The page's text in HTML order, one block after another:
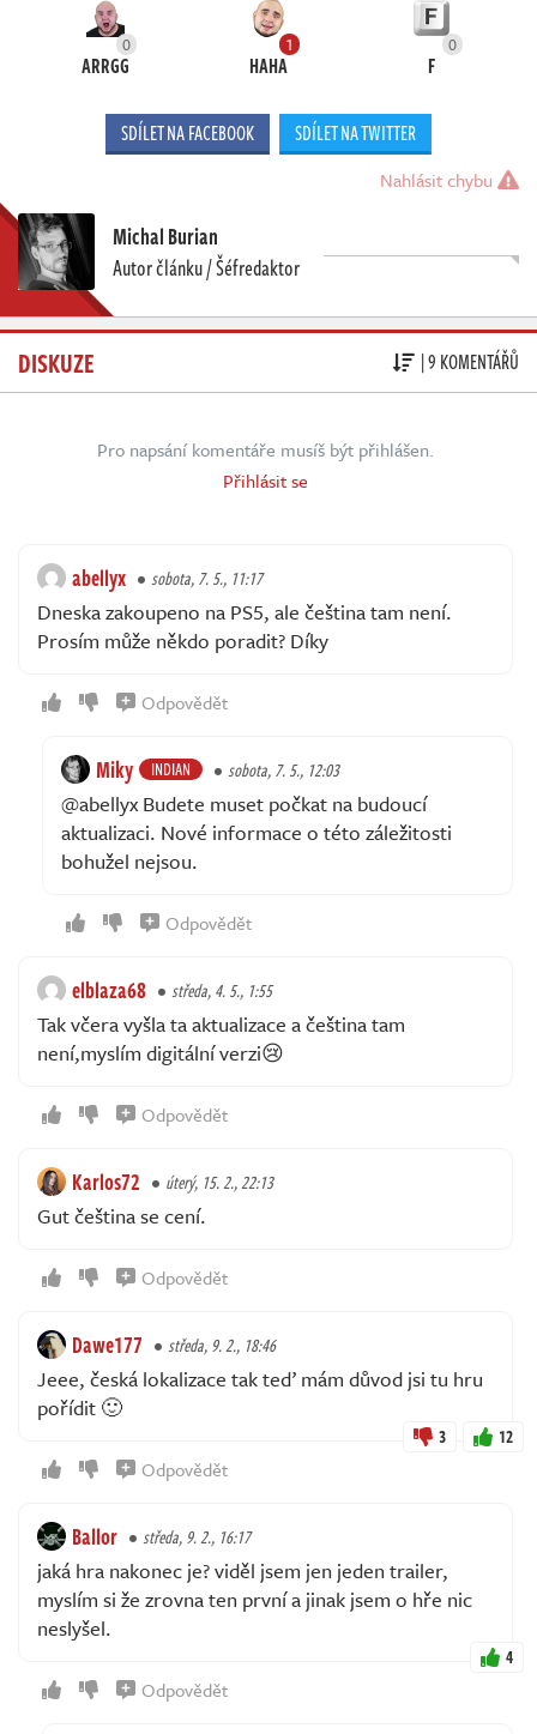
0
ARRGG
1
HAHA
0
F
SDÍLET NA FACEBOOK SDÍLET NA TWITTER
Nahlásit chybu
Michal Burian
Autor článku / Šéfredaktor
DISKUZE | 9 KOMENTÁŘŮ
Pro napsání komentáře musíš být přihlášen.
Přihlásit se
abellyx sobota, 7. 5., 11:17
Dneska zakoupeno na PS5, ale čeština tam není.
Prosím může někdo poradit? Díky
Odpovědět
Miky INDIAN sobota, 7. 5., 12:03
@abellyx Budete muset počkat na budoucí
aktualizaci. Nové informace o této záležitosti
bohužel nejsou.
Odpovědět
elblaza68 středa, 4. 5., 1:55
Tak včera vyšla ta aktualizace a čeština tam
není,myslím digitální verzi😢
Odpovědět
Karlos72 úterý, 15. 2., 22:13
Gut čeština se cení.
Odpovědět
Dawe177 středa, 9. 2., 18:46
Jeee, česká lokalizace tak teď mám důvod jsi tu hru
pořídit 🙂
3 12
Odpovědět
Ballor středa, 9. 2., 16:17
jaká hra nakonec je? viděl jsem jen jeden trailer,
myslím si že zrovna ten první a jinak jsem o hře nic
neslyšel.
4
Odpovědět